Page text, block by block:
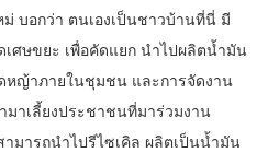
ม่ บอกว่า ตนเองเป็นชาวบ้านที่นี่ มี
ศษขยะ เพื่อคัดแยก นำไปผลิตน้ำมัน
หญ้าภายในชุมชน และการจัดงาน
าเลี้ยงประชาชนที่มาร่วมงาน
มารถนำไปรีไซเคิล ผลิตเป็นน้ำมัน